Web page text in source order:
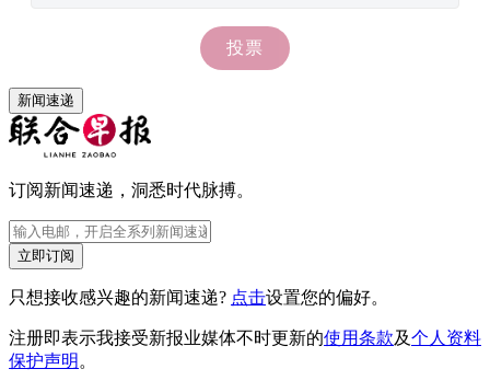
新闻速递
订阅新闻速递，洞悉时代脉搏。
立即订阅
只想接收感兴趣的新闻速递? 点击设置您的偏好。
注册即表示我接受新报业媒体不时更新的使用条款及个人资料
保护声明。